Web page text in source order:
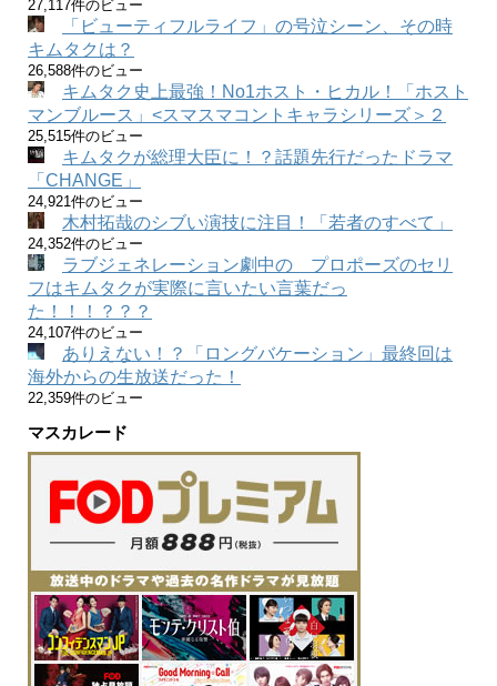
27,117件のビュー
「ビューティフルライフ」の号泣シーン、その時
キムタクは？
26,588件のビュー
キムタク史上最強！No1ホスト・ヒカル！「ホスト
マンブルース」<スマスマコントキャラシリーズ＞２
25,515件のビュー
キムタクが総理大臣に！？話題先行だったドラマ
「CHANGE」
24,921件のビュー
木村拓哉のシブい演技に注目！「若者のすべて」
24,352件のビュー
ラブジェネレーション劇中の プロポーズのセリ
フはキムタクが実際に言いたい言葉だっ
た！！！？？？
24,107件のビュー
ありえない！？「ロングバケーション」最終回は
海外からの生放送だった！
22,359件のビュー
マスカレード